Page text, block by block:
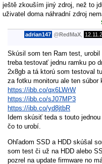
ještě zkouším jiný zdroj, než to
uživatel doma náhradní zdroj
adrian147 @RedMaX
Skúsil som ten Ram test,
treba testovať jednu ramku po
2x8gb a tá ktorú som testoval
za fotku monitoru ale ten súbor
https://ibb.co/qx6LWrW
https://ibb.co/sJ07MP3
https://ibb.co/yd8jtbR
Idem skúsiť teda s touto
čo to urobí.
Ohľadom SSD a HDD skúšal
som test či už na HDD alebo
pozrel na update firmware no